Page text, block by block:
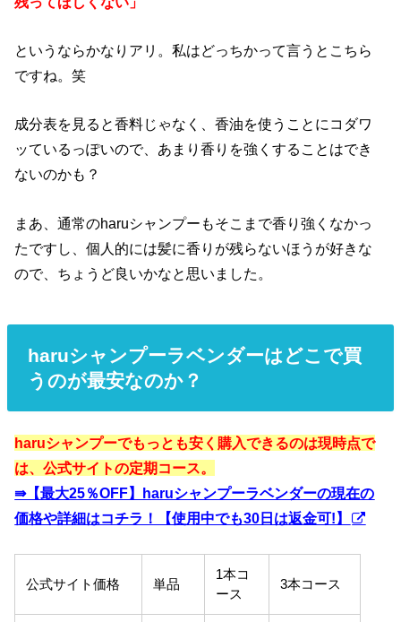
というならかなりアリ。私はどっちかって言うとこちら
ですね。笑
成分表を見ると香料じゃなく、香油を使うことにコダワ
ッているっぽいので、あまり香りを強くすることはでき
ないのかも？
まあ、通常のharuシャンプーもそこまで香り強くなかっ
たですし、個人的には髪に香りが残らないほうが好きな
ので、ちょうど良いかなと思いました。
haruシャンプーラベンダーはどこで買
うのが最安なのか？
haruシャンプーでもっとも安く購入できるのは現時点で
は、公式サイトの定期コース。
⇛【最大25％OFF】haruシャンプーラベンダーの現在の
価格や詳細はコチラ！【使用中でも30日は返金可!】
公式サイト価格 単品
1本コ
ース
3本コース